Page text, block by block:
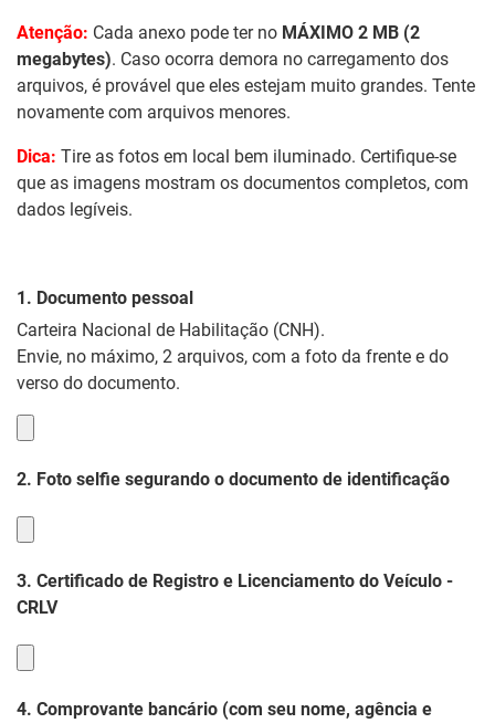
Atenção: Cada anexo pode ter no MÁXIMO 2 MB (2
megabytes). Caso ocorra demora no carregamento dos
arquivos, é provável que eles estejam muito grandes. Tente
novamente com arquivos menores.
Dica: Tire as fotos em local bem iluminado. Certifique-se
que as imagens mostram os documentos completos, com
dados legíveis.
1. Documento pessoal
Carteira Nacional de Habilitação (CNH).
Envie, no máximo, 2 arquivos, com a foto da frente e do
verso do documento.
2. Foto selfie segurando o documento de identificação
3. Certificado de Registro e Licenciamento do Veículo -
CRLV
4. Comprovante bancário (com seu nome, agência e